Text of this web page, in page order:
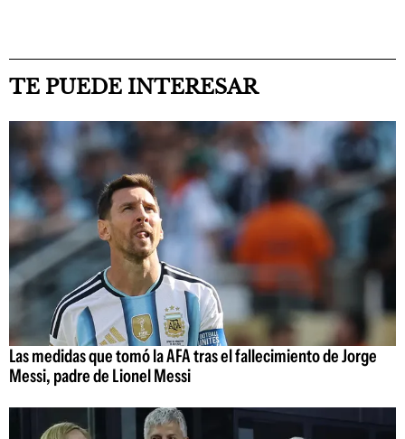
TE PUEDE INTERESAR
Las medidas que tomó la AFA tras el fallecimiento de Jorge
Messi, padre de Lionel Messi